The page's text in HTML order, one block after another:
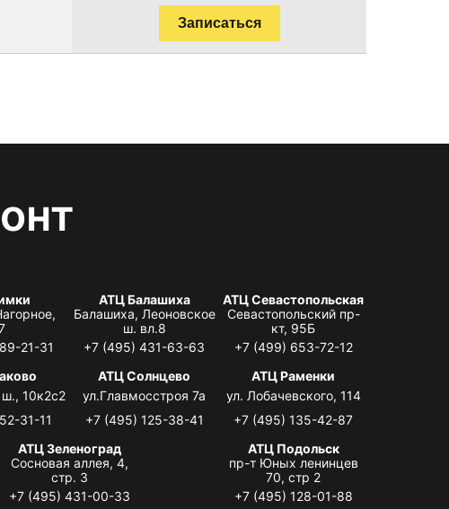
Записаться
21-31
АТЦ Балашиха
Балашиха, Леоновское
ш. вл.8
+7 (495) 431-63-63
АТЦ Севастопольская
Севастопольский пр-
кт, 95Б
+7 (499) 653-72-12
10к2с2
31-11
АТЦ Солнцево
ул.Главмосстроя 7а
+7 (495) 125-38-41
АТЦ Раменки
ул. Лобачевского, 114
+7 (495) 135-42-87
АТЦ Зеленоград
Сосновая аллея, 4,
стр. 3
+7 (495) 431-00-33
АТЦ Подольск
пр-т Юных ленинцев
70, стр 2
+7 (495) 128-01-88